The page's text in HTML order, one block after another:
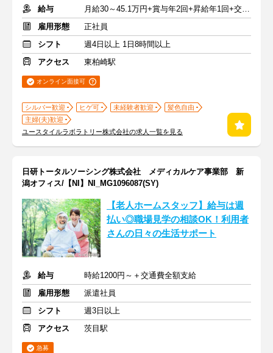
給与
月給30～45.1万円+賞与年2回+昇給年1回+交通費全額
雇用形態
正社員
シフト
週4日以上 1日8時間以上
アクセス
東柏崎駅
オンライン面接可
シルバー歓迎 ヒゲ可 未経験者歓迎
髪色自由
主婦(夫)歓迎
ユースタイルラボラトリー株式会社の求人一覧を見る
日研トータルソーシング株式会社 メディカルケア事業部 新
潟オフィス/【NI】NI_MG1096087(SY)
【老人ホームスタッフ】給与は週
払い◎職場見学の相談OK！利用者
さんの日々の生活サポート
給与
時給1200円～＋交通費全額支給
雇用形態
派遣社員
シフト
週3日以上
アクセス
茨目駅
急募